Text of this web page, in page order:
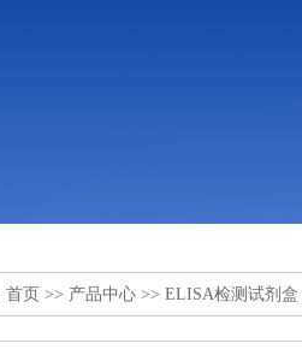
首页 >> 产品中心 >> ELISA检测试剂盒